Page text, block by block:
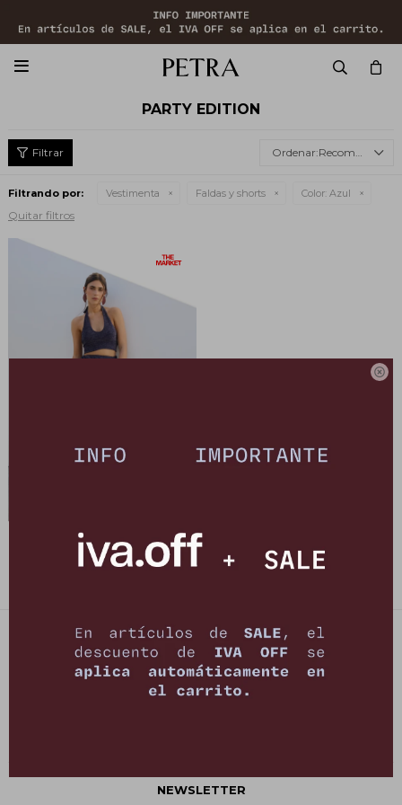


PARTY EDITION
Recomendados
Filtrando por: Vestimenta Faldas y shorts Color: Azul
Quitar filtros
Falda Intuición - Azul Lurex
3.490 $ 6.990
PETRA STORE
27141061 - 099 747 832
21 de setiembre 2895, Montevideo
NEWSLETTER